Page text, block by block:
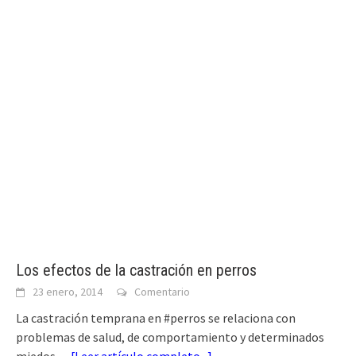
Los efectos de la castración en perros
23 enero, 2014 Comentario
La castración temprana en #perros se relaciona con
problemas de salud, de comportamiento y determinados